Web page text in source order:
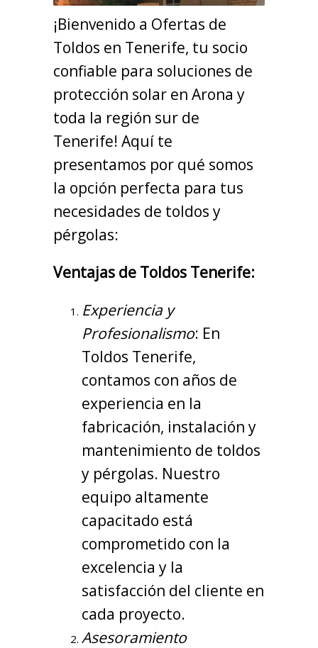
¡Bienvenido a Ofertas de
Toldos en Tenerife, tu socio
confiable para soluciones de
protección solar en Arona y
toda la región sur de
Tenerife! Aquí te
presentamos por qué somos
la opción perfecta para tus
necesidades de toldos y
pérgolas:
Ventajas de Toldos Tenerife:
Experiencia y
Profesionalismo: En
Toldos Tenerife,
contamos con años de
experiencia en la
fabricación, instalación y
mantenimiento de toldos
y pérgolas. Nuestro
equipo altamente
capacitado está
comprometido con la
excelencia y la
satisfacción del cliente en
cada proyecto.
Asesoramiento